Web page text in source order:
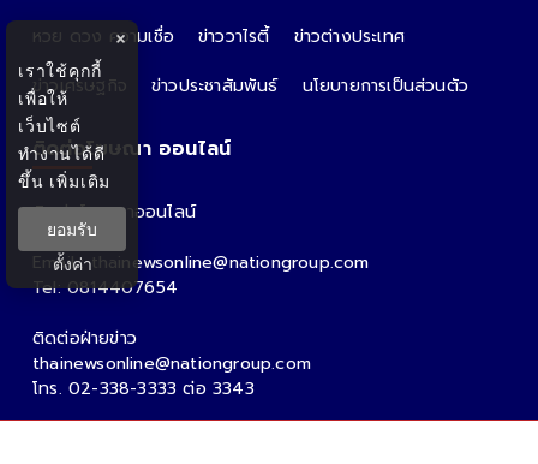
หวย ดวง ความเชื่อ
ข่าววาไรตี้
ข่าวต่างประเทศ
ข่าวเศรษฐกิจ
ข่าวประชาสัมพันธ์ นโยบายการเป็นส่วนตัว
ติดต่อโฆษณา ออนไลน์
ติดต่อโฆษณาออนไลน์
คุณอ้อ
Email : thainewsonline@nationgroup.com
Tel: 0814407654
ติดต่อฝ่ายข่าว
thainewsonline@nationgroup.com
โทร. 02-338-3333 ต่อ 3343
×
เราใช้คุกกี้
เพื่อให้
เว็บไซต์
ทำงานได้ดี
ขึ้น เพิ่มเติม
ยอมรับ
ตั้งค่า